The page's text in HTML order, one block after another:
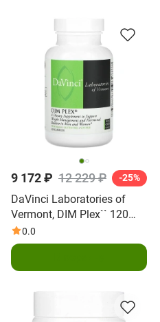
9 172 ₽ 12 229 ₽ -25%
DaVinci Laboratories of
Vermont, DIM Plex`` 120
капсул
0.0